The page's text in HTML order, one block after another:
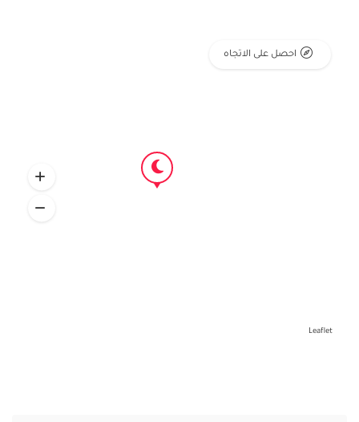
Leaflet
احصل على الاتجاه